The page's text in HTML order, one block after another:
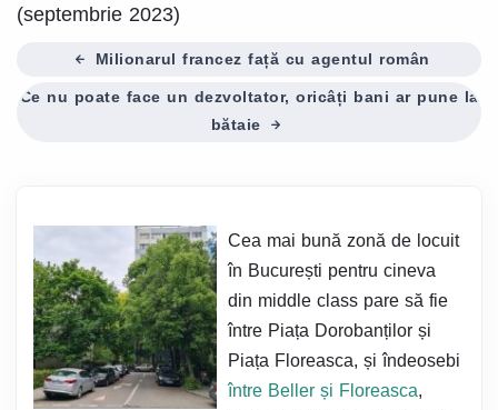
(septembrie 2023)
Milionarul francez față cu agentul român
Ce nu poate face un dezvoltator, oricâți bani ar pune la
bătaie
Cea mai bună zonă de locuit
în București pentru cineva
din middle class pare să fie
între Piața Dorobanților și
Piața Floreasca, și îndeosebi
între Beller și Floreasca,